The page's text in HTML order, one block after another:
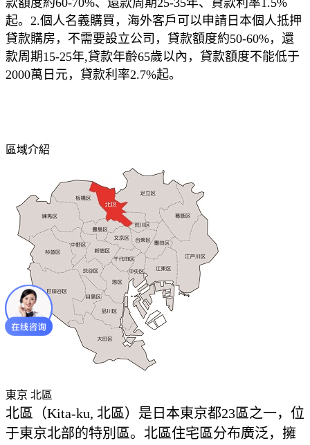
款額度約60-70%、還款周期25-35年、貸款利率1.5%
起。2.個人名義購買，海外客戶可以申請日本個人抵押
貸款購房，不需要設立公司，貸款額度約50-60%，還
款周期15-25年,貸款年齡65歲以內，貸款額度不能低于
2000萬日元，貸款利率2.7%起。
區域介紹
東京 北區
北區（Kita-ku, 北區）是日本東京都23區之一，位
于東京北部的特別區。北區住宅區分布廣泛，擁